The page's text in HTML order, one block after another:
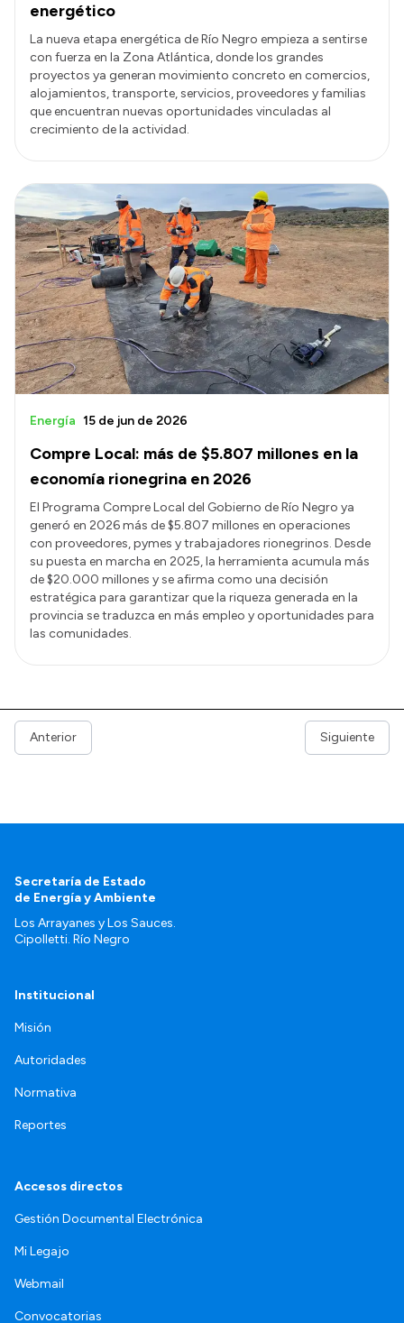
energético
La nueva etapa energética de Río Negro empieza a sentirse
con fuerza en la Zona Atlántica, donde los grandes
proyectos ya generan movimiento concreto en comercios,
alojamientos, transporte, servicios, proveedores y familias
que encuentran nuevas oportunidades vinculadas al
crecimiento de la actividad.
Compre Local: más de $5.807 millones en la
economía rionegrina en 2026
Energía 15 de jun de 2026
El Programa Compre Local del Gobierno de Río Negro ya
generó en 2026 más de $5.807 millones en operaciones
con proveedores, pymes y trabajadores rionegrinos. Desde
su puesta en marcha en 2025, la herramienta acumula más
de $20.000 millones y se afirma como una decisión
estratégica para garantizar que la riqueza generada en la
provincia se traduzca en más empleo y oportunidades para
las comunidades.
Anterior Siguiente
Secretaría de Estado
de Energía y Ambiente
Los Arrayanes y Los Sauces.
Cipolletti. Río Negro
Institucional
Misión
Autoridades
Normativa
Reportes
Accesos directos
Gestión Documental Electrónica
Mi Legajo
Webmail
Convocatorias